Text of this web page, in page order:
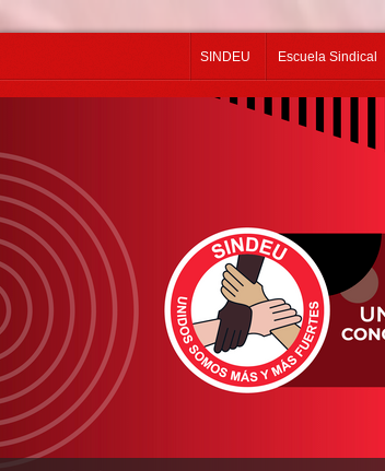
SINDEU Escuela Sindical